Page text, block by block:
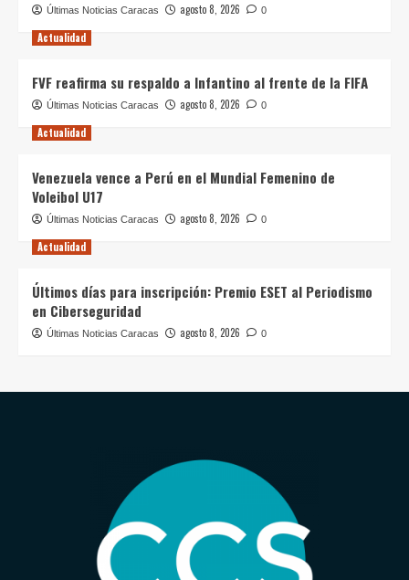
Últimas Noticias Caracas agosto 8, 2026 0
Actualidad
FVF reafirma su respaldo a Infantino al frente de la FIFA
Últimas Noticias Caracas agosto 8, 2026 0
Actualidad
Venezuela vence a Perú en el Mundial Femenino de
Voleibol U17
Últimas Noticias Caracas agosto 8, 2026 0
Actualidad
Últimos días para inscripción: Premio ESET al Periodismo
en Ciberseguridad
Últimas Noticias Caracas agosto 8, 2026 0